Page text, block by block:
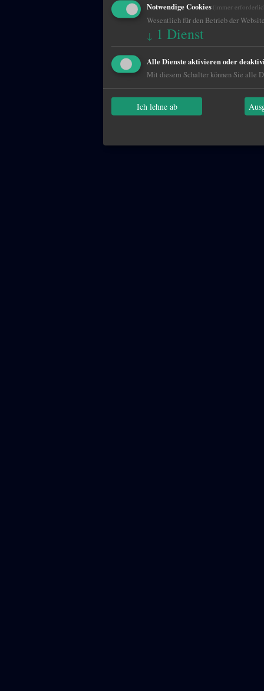
Notwendige Cookies (immer
Wesentlich für den Betrieb der
↓ 1 Dienst
Alle Dienste aktivieren oder
Mit diesem Schalter können Sie alle
Ich lehne ab